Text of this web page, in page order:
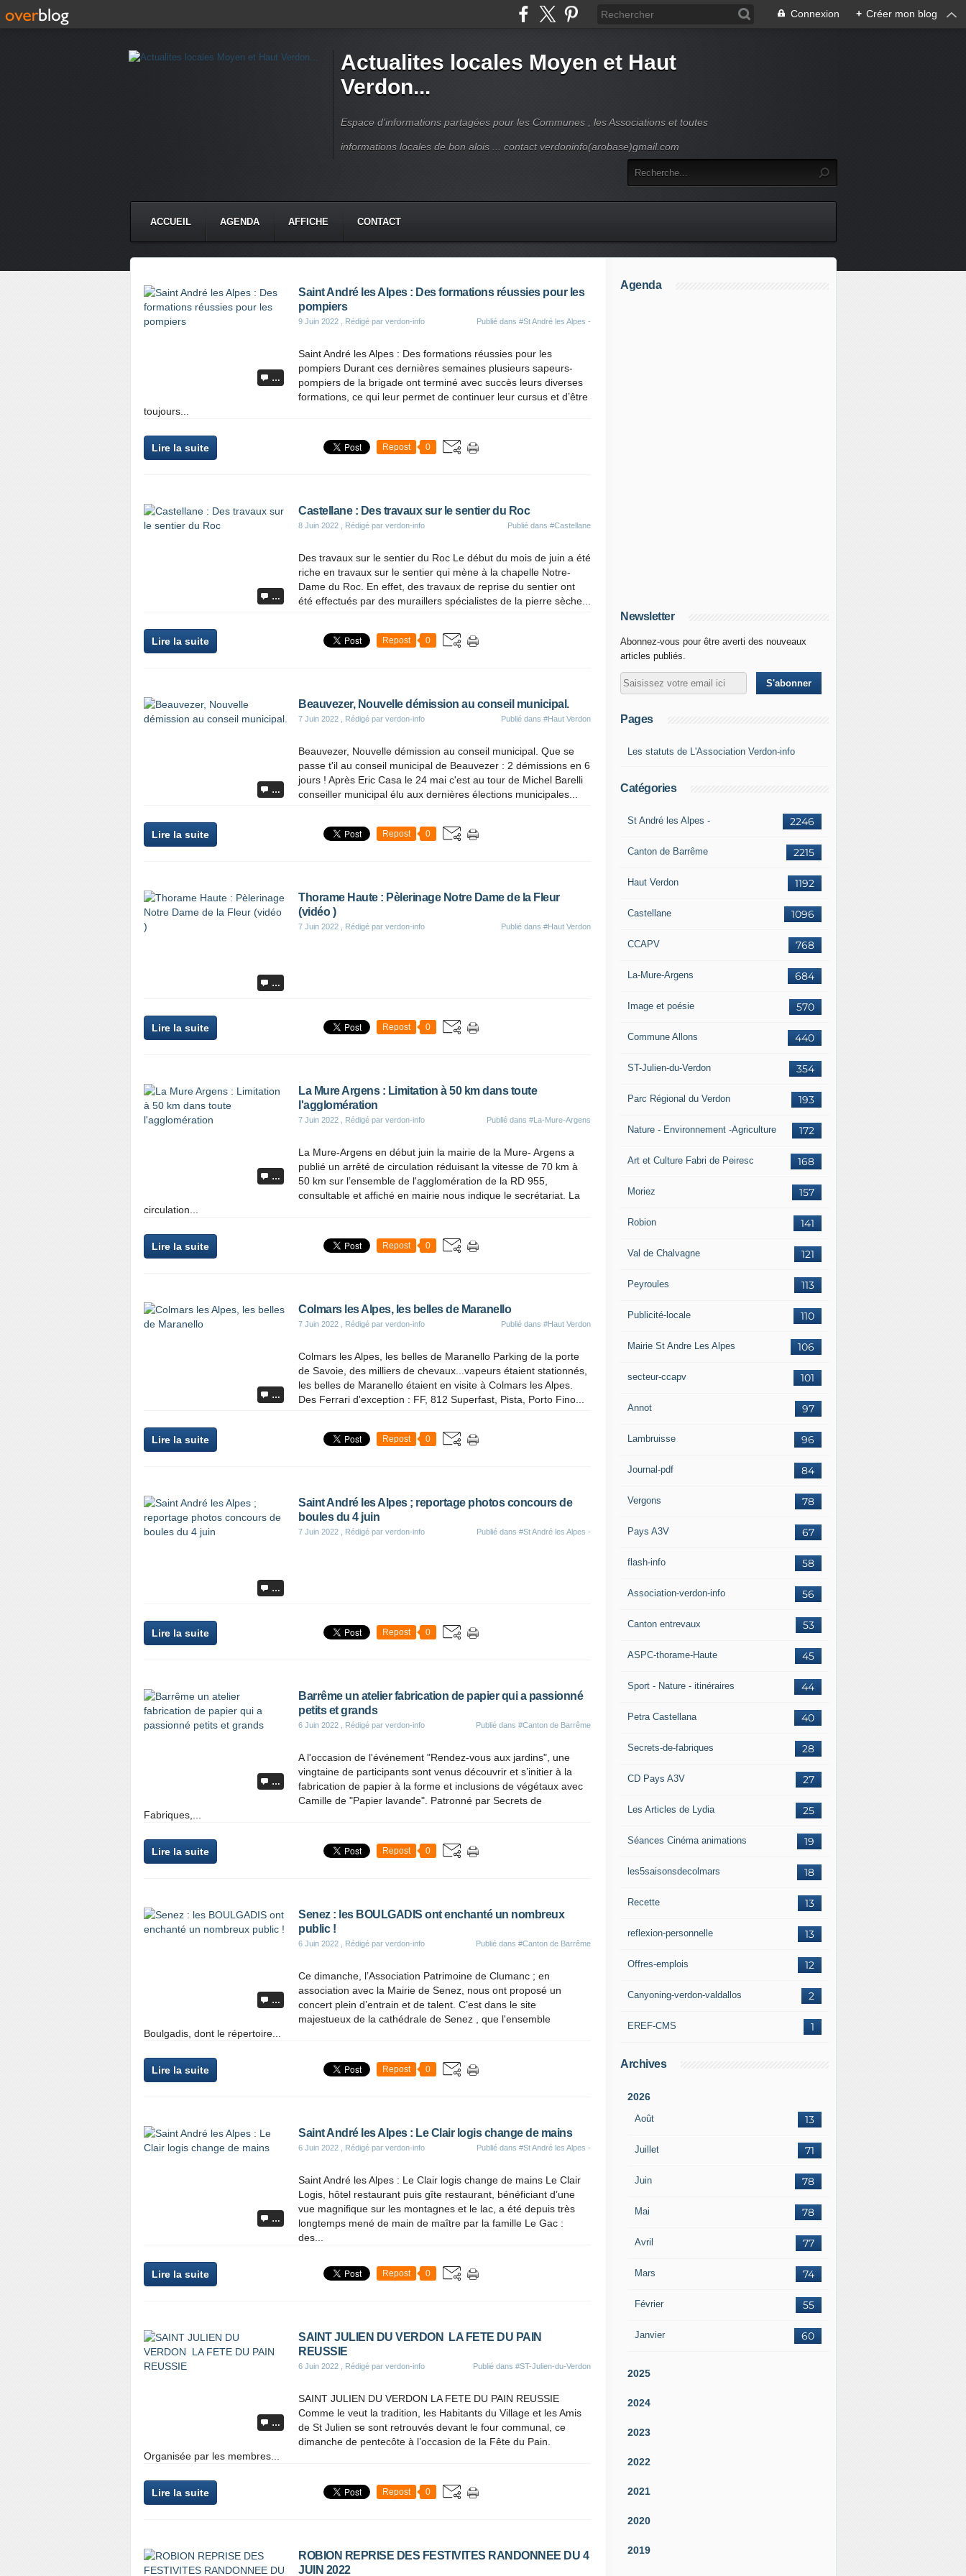
Connexion + Créer mon blog
Actualites locales Moyen et Haut
Verdon...
Espace d'informations partagées pour les Communes , les Associations et toutes
informations locales de bon alois ... contact verdoninfo(arobase)gmail.com
ACCUEIL AGENDA AFFICHE CONTACT
…
Saint André les Alpes : Des formations réussies pour les
pompiers
9 Juin 2022 , Rédigé par verdon-info Publié dans #St André les Alpes -
Saint André les Alpes : Des formations réussies pour les
pompiers Durant ces dernières semaines plusieurs sapeurs-
pompiers de la brigade ont terminé avec succès leurs diverses
formations, ce qui leur permet de continuer leur cursus et d’être
toujours...
Lire la suite Repost 0
…
Castellane : Des travaux sur le sentier du Roc
8 Juin 2022 , Rédigé par verdon-info Publié dans #Castellane
Des travaux sur le sentier du Roc Le début du mois de juin a été
riche en travaux sur le sentier qui mène à la chapelle Notre-
Dame du Roc. En effet, des travaux de reprise du sentier ont
été effectués par des muraillers spécialistes de la pierre sèche...
Lire la suite Repost 0
…
Beauvezer, Nouvelle démission au conseil municipal.
7 Juin 2022 , Rédigé par verdon-info Publié dans #Haut Verdon
Beauvezer, Nouvelle démission au conseil municipal. Que se
passe t'il au conseil municipal de Beauvezer : 2 démissions en 6
jours ! Après Eric Casa le 24 mai c'est au tour de Michel Barelli
conseiller municipal élu aux dernières élections municipales...
Lire la suite Repost 0
…
Thorame Haute : Pèlerinage Notre Dame de la Fleur
(vidéo )
7 Juin 2022 , Rédigé par verdon-info Publié dans #Haut Verdon
Lire la suite Repost 0
…
La Mure Argens : Limitation à 50 km dans toute
l'agglomération
7 Juin 2022 , Rédigé par verdon-info Publié dans #La-Mure-Argens
La Mure-Argens en début juin la mairie de la Mure- Argens a
publié un arrêté de circulation réduisant la vitesse de 70 km à
50 km sur l’ensemble de l'agglomération de la RD 955,
consultable et affiché en mairie nous indique le secrétariat. La
circulation...
Lire la suite Repost 0
…
Colmars les Alpes, les belles de Maranello
7 Juin 2022 , Rédigé par verdon-info Publié dans #Haut Verdon
Colmars les Alpes, les belles de Maranello Parking de la porte
de Savoie, des milliers de chevaux...vapeurs étaient stationnés,
les belles de Maranello étaient en visite à Colmars les Alpes.
Des Ferrari d'exception : FF, 812 Superfast, Pista, Porto Fino...
Lire la suite Repost 0
…
Saint André les Alpes ; reportage photos concours de
boules du 4 juin
7 Juin 2022 , Rédigé par verdon-info Publié dans #St André les Alpes -
Lire la suite Repost 0
…
Barrême un atelier fabrication de papier qui a passionné
petits et grands
6 Juin 2022 , Rédigé par verdon-info Publié dans #Canton de Barrême
A l'occasion de l'événement "Rendez-vous aux jardins", une
vingtaine de participants sont venus découvrir et s’initier à la
fabrication de papier à la forme et inclusions de végétaux avec
Camille de "Papier lavande". Patronné par Secrets de
Fabriques,...
Lire la suite Repost 0
…
Senez : les BOULGADIS ont enchanté un nombreux
public !
6 Juin 2022 , Rédigé par verdon-info Publié dans #Canton de Barrême
Ce dimanche, l’Association Patrimoine de Clumanc ; en
association avec la Mairie de Senez, nous ont proposé un
concert plein d’entrain et de talent. C’est dans le site
majestueux de la cathédrale de Senez , que l'ensemble
Boulgadis, dont le répertoire...
Lire la suite Repost 0
…
Saint André les Alpes : Le Clair logis change de mains
6 Juin 2022 , Rédigé par verdon-info Publié dans #St André les Alpes -
Saint André les Alpes : Le Clair logis change de mains Le Clair
Logis, hôtel restaurant puis gîte restaurant, bénéficiant d’une
vue magnifique sur les montagnes et le lac, a été depuis très
longtemps mené de main de maître par la famille Le Gac :
des...
Lire la suite Repost 0
…
SAINT JULIEN DU VERDON LA FETE DU PAIN
REUSSIE
6 Juin 2022 , Rédigé par verdon-info Publié dans #ST-Julien-du-Verdon
SAINT JULIEN DU VERDON LA FETE DU PAIN REUSSIE
Comme le veut la tradition, les Habitants du Village et les Amis
de St Julien se sont retrouvés devant le four communal, ce
dimanche de pentecôte à l’occasion de la Fête du Pain.
Organisée par les membres...
Lire la suite Repost 0
ROBION REPRISE DES FESTIVITES RANDONNEE DU 4
JUIN 2022
Agenda
Newsletter
Abonnez-vous pour être averti des nouveaux
articles publiés.
Pages
Les statuts de L'Association Verdon-info
Catégories
2246
St André les Alpes -
2215
Canton de Barrême
1192
Haut Verdon
1096
Castellane
768
CCAPV
684
La-Mure-Argens
570
Image et poésie
440
Commune Allons
354
ST-Julien-du-Verdon
193
Parc Régional du Verdon
172
Nature - Environnement -Agriculture
168
Art et Culture Fabri de Peiresc
157
Moriez
141
Robion
121
Val de Chalvagne
113
Peyroules
110
Publicité-locale
106
Mairie St Andre Les Alpes
101
secteur-ccapv
97
Annot
96
Lambruisse
84
Journal-pdf
78
Vergons
67
Pays A3V
58
flash-info
56
Association-verdon-info
53
Canton entrevaux
45
ASPC-thorame-Haute
44
Sport - Nature - itinéraires
40
Petra Castellana
28
Secrets-de-fabriques
27
CD Pays A3V
25
Les Articles de Lydia
19
Séances Cinéma animations
18
les5saisonsdecolmars
13
Recette
13
reflexion-personnelle
12
Offres-emplois
2
Canyoning-verdon-valdallos
1
EREF-CMS
Archives
2026
Août 13
Juillet 71
Juin 78
Mai 78
Avril 77
Mars 74
Février 55
Janvier 60
2025
2024
2023
2022
2021
2020
2019